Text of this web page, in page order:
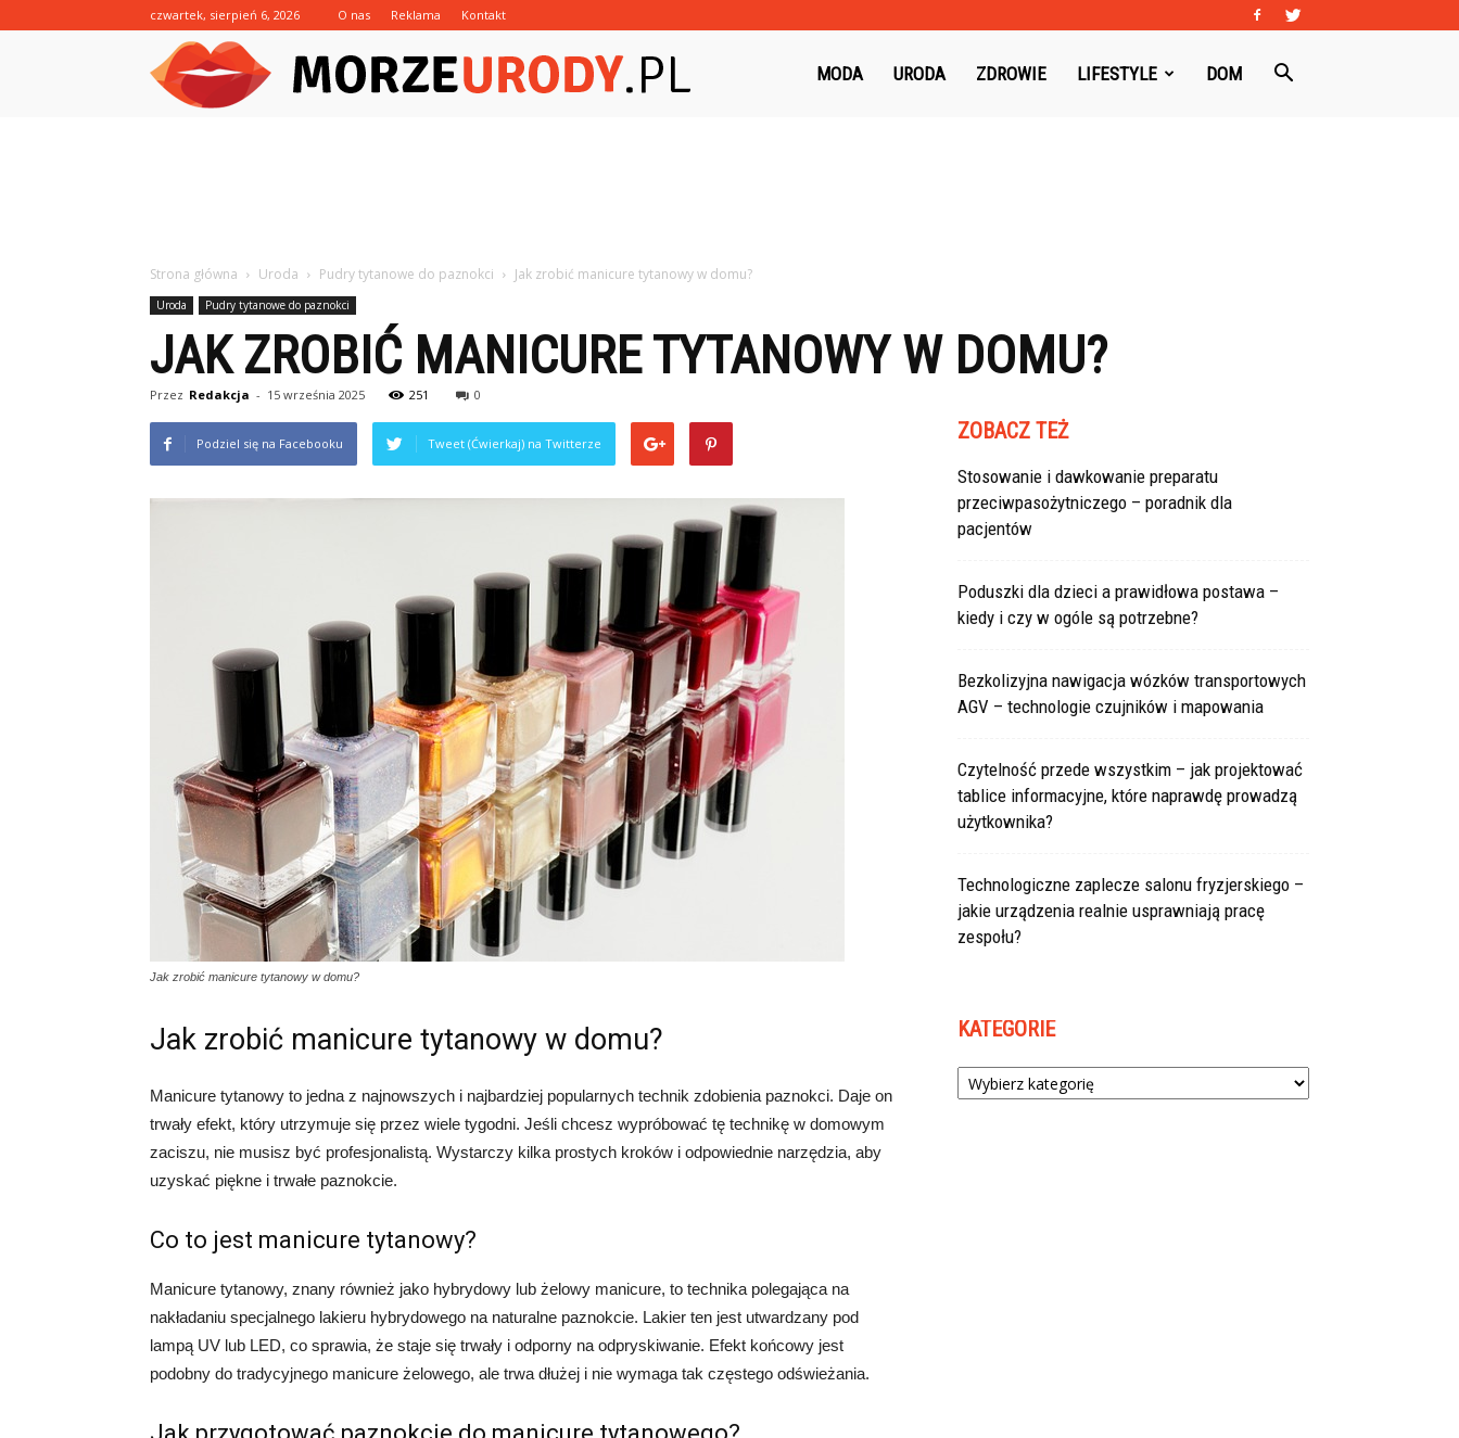
czwartek, sierpień 6, 2026 O nas Reklama Kontakt
MODA URODA ZDROWIE LIFESTYLE DOM
Strona główna Uroda Pudry tytanowe do paznokci Jak zrobić manicure tytanowy w domu?
Uroda Pudry tytanowe do paznokci
JAK ZROBIĆ MANICURE TYTANOWY W DOMU?
Przez Redakcja - 15 września 2025 251 0
Podziel się na Facebooku Tweet (Ćwierkaj) na Twitterze
Jak zrobić manicure tytanowy w domu?
Jak zrobić manicure tytanowy w domu?
Manicure tytanowy to jedna z najnowszych i najbardziej popularnych technik zdobienia paznokci. Daje on
trwały efekt, który utrzymuje się przez wiele tygodni. Jeśli chcesz wypróbować tę technikę w domowym
zaciszu, nie musisz być profesjonalistą. Wystarczy kilka prostych kroków i odpowiednie narzędzia, aby
uzyskać piękne i trwałe paznokcie.
Co to jest manicure tytanowy?
Manicure tytanowy, znany również jako hybrydowy lub żelowy manicure, to technika polegająca na
nakładaniu specjalnego lakieru hybrydowego na naturalne paznokcie. Lakier ten jest utwardzany pod
lampą UV lub LED, co sprawia, że staje się trwały i odporny na odpryskiwanie. Efekt końcowy jest
podobny do tradycyjnego manicure żelowego, ale trwa dłużej i nie wymaga tak częstego odświeżania.
ZOBACZ TEŻ
Stosowanie i dawkowanie preparatu
przeciwpasożytniczego – poradnik dla
pacjentów
Poduszki dla dzieci a prawidłowa postawa –
kiedy i czy w ogóle są potrzebne?
Bezkolizyjna nawigacja wózków transportowych
AGV – technologie czujników i mapowania
Czytelność przede wszystkim – jak projektować
tablice informacyjne, które naprawdę prowadzą
użytkownika?
Technologiczne zaplecze salonu fryzjerskiego –
jakie urządzenia realnie usprawniają pracę
zespołu?
KATEGORIE
Kategorie